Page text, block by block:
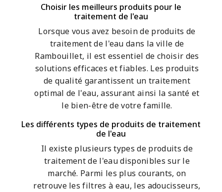
Choisir les meilleurs produits pour le
traitement de l'eau
Lorsque vous avez besoin de produits de
traitement de l'eau dans la ville de
Rambouillet, il est essentiel de choisir des
solutions efficaces et fiables. Les produits
de qualité garantissent un traitement
optimal de l'eau, assurant ainsi la santé et
le bien-être de votre famille.
Les différents types de produits de traitement
de l'eau
Il existe plusieurs types de produits de
traitement de l'eau disponibles sur le
marché. Parmi les plus courants, on
retrouve les filtres à eau, les adoucisseurs,